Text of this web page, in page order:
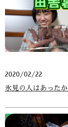
2020/02/22
氷見の人はあった